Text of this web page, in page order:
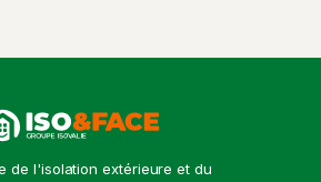
France Bleu Gironde
de l'isolation extérieure et du